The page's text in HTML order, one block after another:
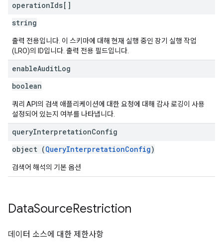
operationIds[]
string
출력 전용입니다. 이 스키마에 대해 현재 실행 중인 장기 실행 작업
(LRO)의 ID입니다. 출력 전용 필드입니다.
enableAuditLog
boolean
쿼리 API의 검색 애플리케이션에 대한 요청에 대해 감사 로깅이 사용
설정되어 있는지 여부를 나타냅니다.
queryInterpretationConfig
object (QueryInterpretationConfig)
검색어 해석의 기본 옵션
DataSourceRestriction
데이터 소스에 대한 제한사항